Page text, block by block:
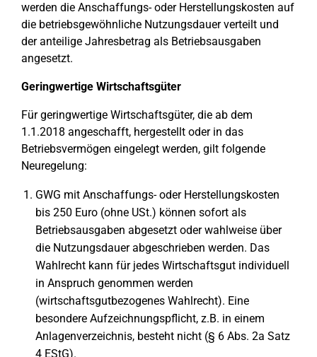
werden die Anschaffungs- oder Herstellungskosten auf
die betriebsgewöhnliche Nutzungsdauer verteilt und
der anteilige Jahresbetrag als Betriebsausgaben
angesetzt.
Geringwertige Wirtschaftsgüter
Für geringwertige Wirtschaftsgüter, die ab dem
1.1.2018 angeschafft, hergestellt oder in das
Betriebsvermögen eingelegt werden, gilt folgende
Neuregelung:
GWG mit Anschaffungs- oder Herstellungskosten
bis 250 Euro (ohne USt.) können sofort als
Betriebsausgaben abgesetzt oder wahlweise über
die Nutzungsdauer abgeschrieben werden. Das
Wahlrecht kann für jedes Wirtschaftsgut individuell
in Anspruch genommen werden
(wirtschaftsgutbezogenes Wahlrecht). Eine
besondere Aufzeichnungspflicht, z.B. in einem
Anlagenverzeichnis, besteht nicht (§ 6 Abs. 2a Satz
4 EStG).